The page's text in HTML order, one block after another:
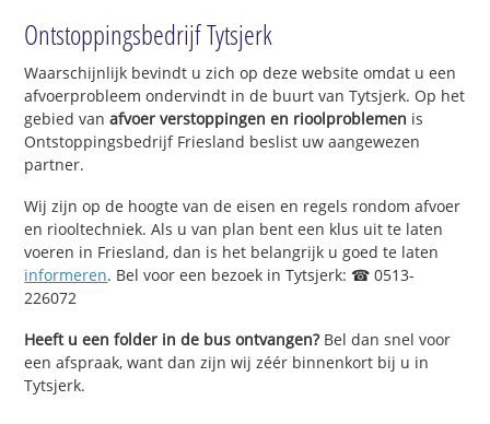
Ontstoppingsbedrijf Tytsjerk
Waarschijnlijk bevindt u zich op deze website omdat u een
afvoerprobleem ondervindt in de buurt van Tytsjerk. Op het
gebied vanafvoer verstoppingen en rioolproblemen is
Ontstoppingsbedrijf Friesland beslist uw aangewezen
partner.
Wij zijn op de hoogte van de eisen en regels rondom afvoer
en riooltechniek. Als u van plan bent een klus uit te laten
voeren in Friesland, dan is het belangrijk u goed te laten
informeren. Bel voor een bezoek in Tytsjerk: ☎ 0513-
226072
Heeft u een folder in de bus ontvangen?Bel dan snel voor
een afspraak, want dan zijn wij zéér binnenkort bij u in
Tytsjerk.